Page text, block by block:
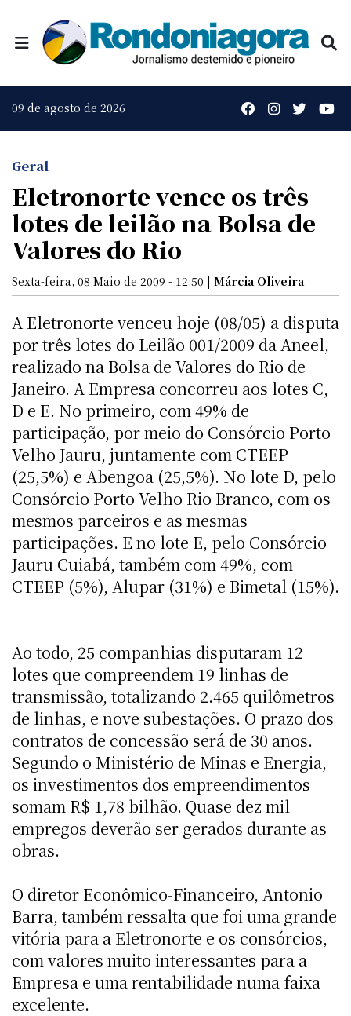
09 de agosto de 2026
Geral
Eletronorte vence os três
lotes de leilão na Bolsa de
Valores do Rio
Sexta-feira, 08 Maio de 2009 - 12:50 | Márcia Oliveira
A Eletronorte venceu hoje (08/05) a disputa
por três lotes do Leilão 001/2009 da Aneel,
realizado na Bolsa de Valores do Rio de
Janeiro. A Empresa concorreu aos lotes C,
D e E. No primeiro, com 49% de
participação, por meio do Consórcio Porto
Velho Jauru, juntamente com CTEEP
(25,5%) e Abengoa (25,5%). No lote D, pelo
Consórcio Porto Velho Rio Branco, com os
mesmos parceiros e as mesmas
participações. E no lote E, pelo Consórcio
Jauru Cuiabá, também com 49%, com
CTEEP (5%), Alupar (31%) e Bimetal (15%).
Ao todo, 25 companhias disputaram 12
lotes que compreendem 19 linhas de
transmissão, totalizando 2.465 quilômetros
de linhas, e nove subestações. O prazo dos
contratos de concessão será de 30 anos.
Segundo o Ministério de Minas e Energia,
os investimentos dos empreendimentos
somam R$ 1,78 bilhão. Quase dez mil
empregos deverão ser gerados durante as
obras.
O diretor Econômico-Financeiro, Antonio
Barra, também ressalta que foi uma grande
vitória para a Eletronorte e os consórcios,
com valores muito interessantes para a
Empresa e uma rentabilidade numa faixa
excelente.